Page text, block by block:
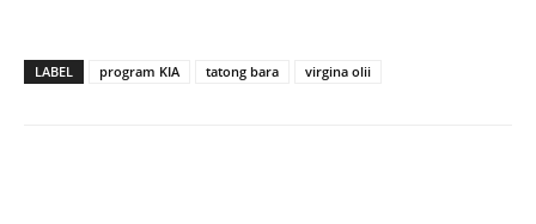
LABEL program KIA tatong bara virgina olii